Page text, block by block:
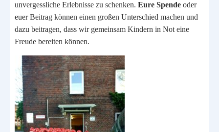
unvergessliche Erlebnisse zu schenken. Eure Spende oder
euer Beitrag können einen großen Unterschied machen und
dazu beitragen, dass wir gemeinsam Kindern in Not eine
Freude bereiten können.